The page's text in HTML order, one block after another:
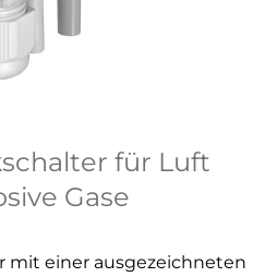
für Luft
Gase
mit einer ausgezeichneten